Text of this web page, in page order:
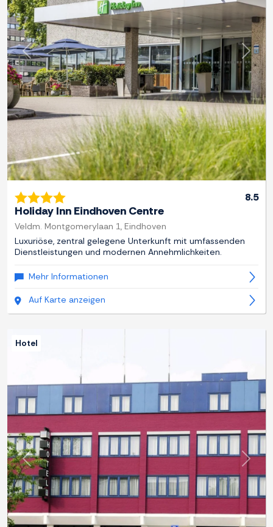
Zurück
8.5
Holiday Inn Eindhoven Centre
Veldm. Montgomerylaan 1, Eindhoven
Luxuriöse, zentral gelegene Unterkunft mit umfassenden
Dienstleistungen und modernen Annehmlichkeiten.
Mehr Informationen
Auf Karte anzeigen
Zurück
Hotel